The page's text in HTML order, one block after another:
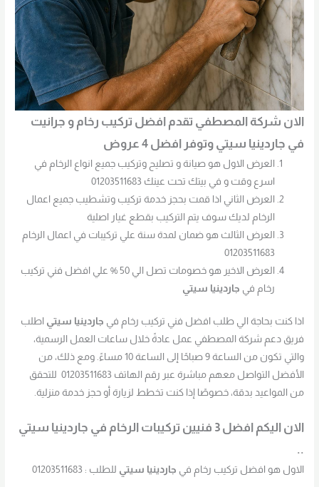
الان شركة المصطفي تقدم افضل تركيب رخام و جرانيت
في جاردينيا سيتي وتوفر افضل 4 عروض
العرض الاول هو صيانة و تصليح وتركيب جميع انواع الرخام في
اسرع وقت و في بيتك تحت عينك 01203511683
العرض الثاني اذا قمت بحجز خدمة تركيب وتشطيب جميع اعمال
الرخام لديك سوف يتم التركيب بقطع غيار اصلية
العرض الثالث هو ضمان لمدة سنة علي تركيبات في اعمال الرخام
01203511683
العرض الاخير هو خصومات تصل الي 50 % علي افضل فني تركيب
رخام في جاردينيا سيتي
اذا كنت بحاجة الي طلب افضل فني تركيب رخام في جاردينيا سيتي اطلب
فريق دعم شركة المصطفي عمل عادةً خلال ساعات العمل الرسمية،
والتي تكون من الساعة 9 صباحًا إلى الساعة 10 مساءً. ومع ذلك، من
الأفضل التواصل معهم مباشرة عبر رقم الهاتف 01203511683 للتحقق
من المواعيد بدقة، خصوصًا إذا كنت تخطط لزيارة أو حجز خدمة منزلية.
الان اليكم افضل 3 فنيين تركيبات الرخام في جاردينيا سيتي
..
الاول هو افضل تركيب رخام في جاردينيا سيتي للطلب : 01203511683